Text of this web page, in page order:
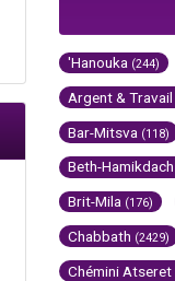
'Hanouka (244)
Argent & Travail
Bar-Mitsva (118)
Beth-Hamikdach
Brit-Mila (176)
Chabbath (2429)
Chémini Atseret